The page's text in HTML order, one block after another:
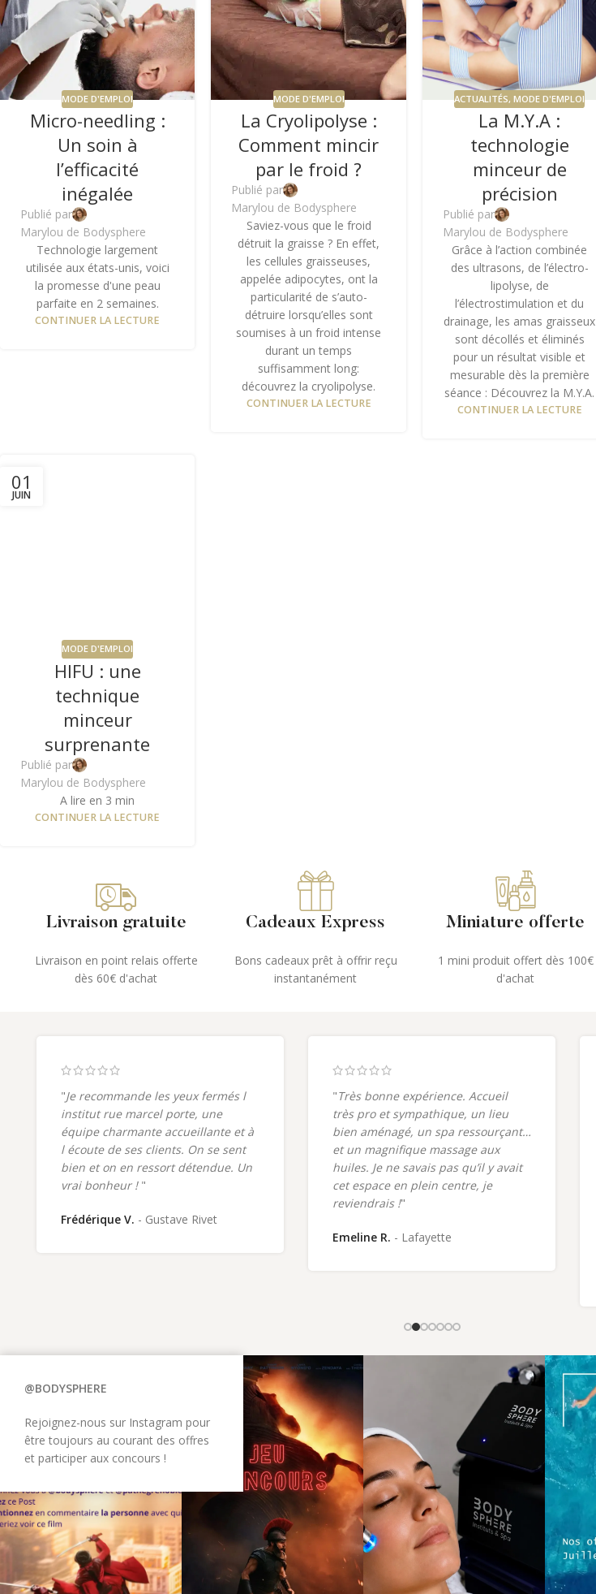
MODE D'EMPLOI
Micro-needling :
Un soin à
l’efficacité
inégalée
Publié par
Marylou de Bodysphere
Technologie largement
utilisée aux états-unis, voici
la promesse d'une peau
parfaite en 2 semaines.
CONTINUER LA LECTURE
MODE D'EMPLOI
La Cryolipolyse :
Comment mincir
par le froid ?
Publié par
Marylou de Bodysphere
Saviez-vous que le froid
détruit la graisse ? En effet,
les cellules graisseuses,
appelée adipocytes, ont la
particularité de s’auto-
détruire lorsqu’elles sont
soumises à un froid intense
durant un temps
suffisamment long:
découvrez la cryolipolyse.
CONTINUER LA LECTURE
ACTUALITÉS,MODE D'EMPLOI
La M.Y.A :
technologie
minceur de
précision
Publié par
Marylou de Bodysphere
Grâce à l’action combinée
des ultrasons, de l’électro-
lipolyse, de
l’électrostimulation et du
drainage, les amas graisseux
sont décollés et éliminés
pour un résultat visible et
mesurable dès la première
séance : Découvrez la M.Y.A.
CONTINUER LA LECTURE
01
JUIN
MODE D'EMPLOI
HIFU : une
technique
minceur
surprenante
Publié par
Marylou de Bodysphere
A lire en 3 min
CONTINUER LA LECTURE
Livraison gratuite
Livraison en point relais offerte
dès 60€ d'achat
Cadeaux Express
Bons cadeaux prêt à offrir reçu
instantanément
Miniature offerte
1 mini produit offert dès 100€
d'achat
"Je recommande les yeux fermés l
institut rue marcel porte, une
équipe charmante accueillante et à
l écoute de ses clients. On se sent
bien et on en ressort détendue. Un
vrai bonheur ! "
Frédérique V. Gustave Rivet
"Très bonne expérience. Accueil
très pro et sympathique, un lieu
bien aménagé, un spa ressourçant…
et un magnifique massage aux
huiles. Je ne savais pas qu’il y avait
cet espace en plein centre, je
reviendrais !"
Emeline R. Lafayette
@BODYSPHERE
Rejoignez-nous sur Instagram pour
être toujours au courant des offres
et participer aux concours !